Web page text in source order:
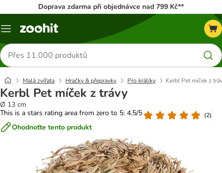
Doprava zdarma při objednávce nad 799 Kč**
Menu
Hledat
produkty
Malá zvířata Hračky & přepravky Pro králíky Kerbl Pet míček z
Kerbl Pet míček z trávy
Ø 13 cm
This is a stars rating area from zero to 5: 4.5/5
(2)
Ohodnoťte tento produkt